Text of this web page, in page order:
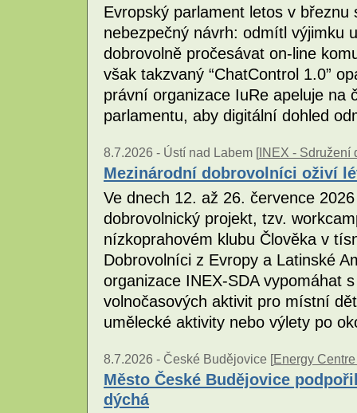
Evropský parlament letos v
nebezpečný návrh: odmítl výjimku
dobrovolně pročesávat on-line
však takzvaný “ChatControl 1.0”
právní organizace IuRe apeluje na
parlamentu, aby digitální dohled
8.7.2026 - Ústí nad Labem [INEX - Sdružení
Mezinárodní dobrovolníci oživí
Ve dnech 12. až 26. července
dobrovolnický projekt, tzv.
nízkoprahovém klubu Člověka v
Dobrovolníci z Evropy a Latinské
organizace INEX-SDA vypomáhat
volnočasových aktivit pro místní
umělecké aktivity nebo výlety po
8.7.2026 - České Budějovice [Energy
Město České Budějovice
dýchá